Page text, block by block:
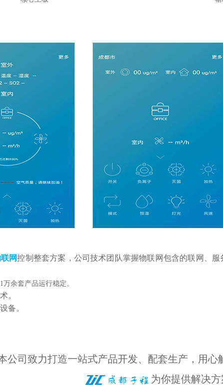
网控制整套方案，公司技术团队掌握物联网包含的联网、
1万余套产品运行稳定。
。
备。
公司致力打造一站式产品开发、配套生产，用心
为你提供解决方